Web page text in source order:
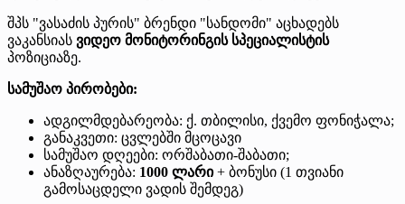
შპს "ვასაძის პურის" ბრენდი "სანდომი" აცხადებს
ვაკანსიას ვიდეო მონიტორინგის სპეციალისტის
პოზიციაზე.
სამუშაო პირობები:
ადგილმდებარეობა: ქ. თბილისი, ქვემო ფონიჭალა;
განაკვეთი: ცვლებში მცოცავი
სამუშაო დღეები: ორშაბათი-შაბათი;
ანაზღაურება: 1000 ლარი+ ბონუსი (1 თვიანი
გამოსაცდელი ვადის შემდეგ)